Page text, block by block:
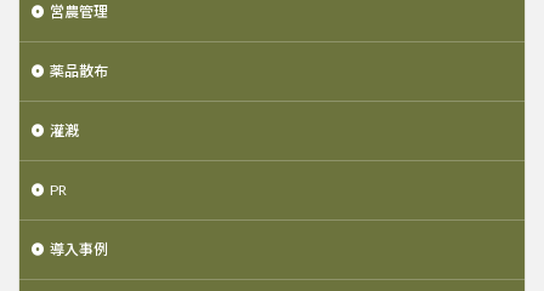
営農管理
薬品散布
灌漑
PR
導入事例